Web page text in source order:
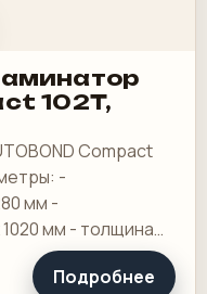
102T,
Compact
-
мм -
мм - толщина
плотностей
Подробнее